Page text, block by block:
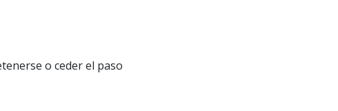
o ceder el paso